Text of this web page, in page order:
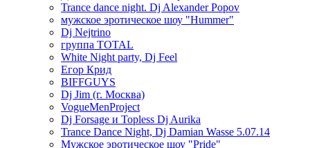
Trance dance night. Dj Alexander Popov
мужское эротическое шоу "Hummer"
Dj Nejtrino
группа TOTAL
White Night party, Dj Feel
Егор Крид
BIFFGUYS
Dj Jim (г. Москва)
VogueMenProject
Dj Forsage и Topless Dj Aurika
Trance Dance Night, Dj Damian Wasse 5.07.14
Мужское эротическое шоу "Pride"